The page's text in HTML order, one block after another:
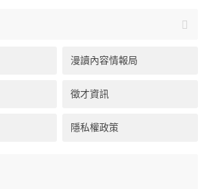
漫讀內容情報局
徵才資訊
隱私權政策